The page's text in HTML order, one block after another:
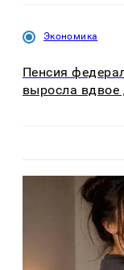
Экономика
Пенсия
выросла вдвое